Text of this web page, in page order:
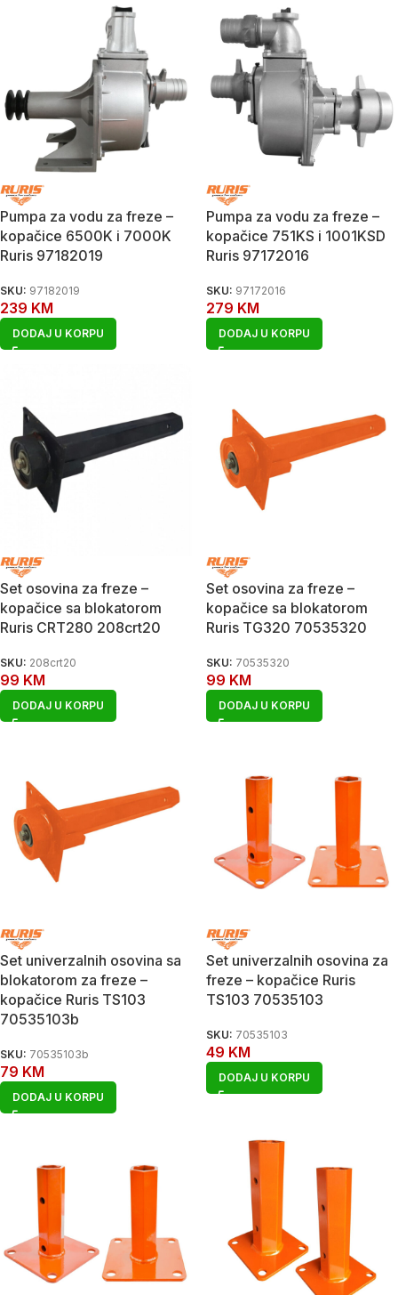
Pumpa za vodu za freze –
kopačice 6500K i 7000K
Ruris 97182019
SKU: 97182019
239 KM
DODAJ U KORPU
Pumpa za vodu za freze –
kopačice 751KS i 1001KSD
Ruris 97172016
SKU: 97172016
279 KM
DODAJ U KORPU
Set osovina za freze –
kopačice sa blokatorom
Ruris CRT280 208crt20
SKU: 208crt20
99 KM
DODAJ U KORPU
Set osovina za freze –
kopačice sa blokatorom
Ruris TG320 70535320
SKU: 70535320
99 KM
DODAJ U KORPU
Set univerzalnih osovina sa
blokatorom za freze –
kopačice Ruris TS103
70535103b
SKU: 70535103b
79 KM
DODAJ U KORPU
Set univerzalnih osovina za
freze – kopačice Ruris
TS103 70535103
SKU: 70535103
49 KM
DODAJ U KORPU